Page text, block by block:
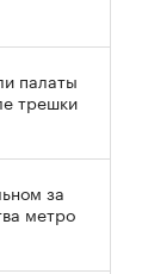
палаты
трешки
за
метро